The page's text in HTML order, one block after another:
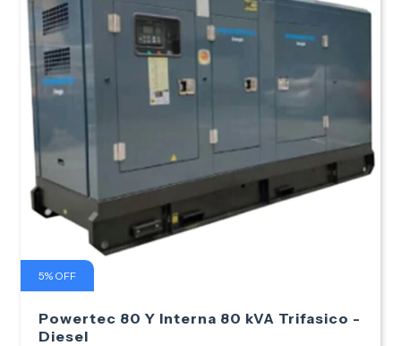
5% OFF
Powertec 80 Y Interna 80 kVA Trifasico -
Diesel